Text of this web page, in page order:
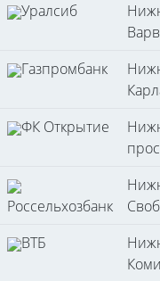
Уралсиб
Газпромбанк
ФК Открытие
Россельхозбанк
ВТБ